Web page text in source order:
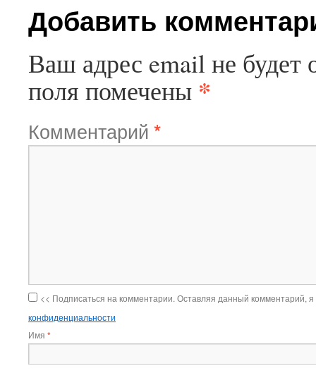
Добавить
Ваш адрес email не будет
поля помечены *
Комментарий *
<< Подписаться на комментарии. Оставляя данный комментарий,
конфиденциальности
Имя *